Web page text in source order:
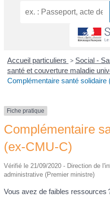
Accueil particuliers > Social -
santé et couverture maladie
Complémentaire santé solidaire
Fiche pratique
Complémentaire
(ex-CMU-C)
Vérifié le 21/09/2020 - Direction de
administrative (Premier ministre)
Vous avez de faibles ressources